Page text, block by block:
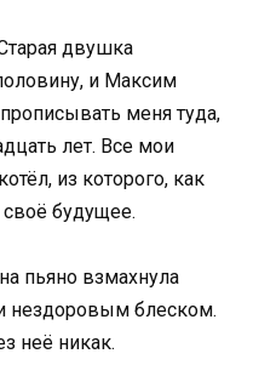
двушка
и Максим
меня туда,
лет. Все мои
из которого, как
будущее.
пьяно взмахнула
нездоровым блеском.
неё никак.